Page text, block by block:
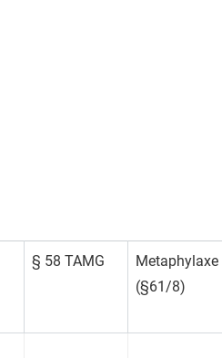
§ 58 TAMG
Metaphylaxe
(§61/8)